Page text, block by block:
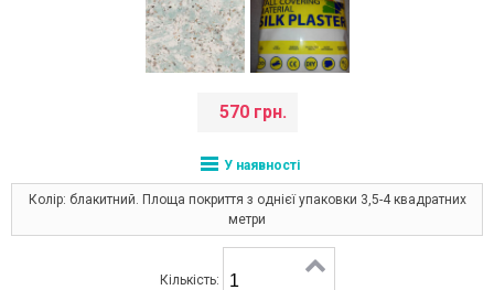
570 грн.
У наявності
Колір: блакитний. Площа покриття з однієї упаковки 3,5-4 квадратних
метри
Кількість: